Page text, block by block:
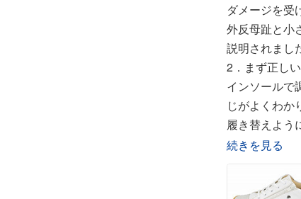
ダメージを受
外反母趾と小
説明されまし
2．まず正し
インソールで
じがよくわか
履き替えよう
ます。
続きを見る